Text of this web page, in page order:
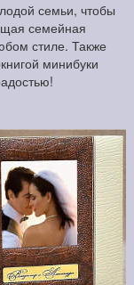
семьи, чтобы
семейная
стиле. Также
минибуки